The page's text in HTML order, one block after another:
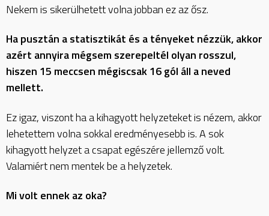
Nekem is sikerülhetett volna jobban ez az ősz.
Ha pusztán a statisztikát és a tényeket nézzük, akkor
azért annyira mégsem szerepeltél olyan rosszul,
hiszen 15 meccsen mégiscsak 16 gól áll a neved
mellett.
Ez igaz, viszont ha a kihagyott helyzeteket is nézem, akkor
lehetettem volna sokkal eredményesebb is. A sok
kihagyott helyzet a csapat egészére jellemző volt.
Valamiért nem mentek be a helyzetek.
Mi volt ennek az oka?